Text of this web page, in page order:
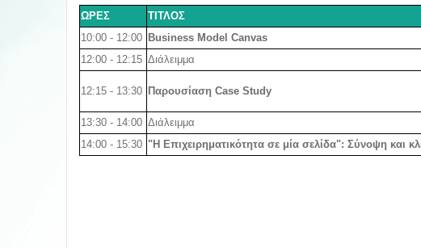
ΩΡΕΣ ΤΙΤΛΟΣ
10:00 - 12:00
Business Model Canvas
12:00 - 12:15 Διάλειμμα
12:15 - 13:30 Παρουσίαση Case Study
13:30 - 14:00 Διάλειμμα
14:00 - 15:30 "Η Επιχειρηματικότητα σε μία σελίδα": Σύνοψη και